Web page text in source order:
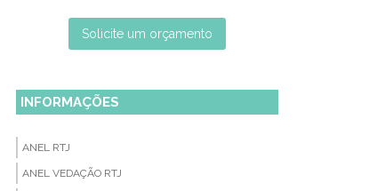
Solicite um orçamento
INFORMAÇÕES
ANEL RTJ
ANEL VEDAÇÃO RTJ